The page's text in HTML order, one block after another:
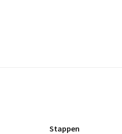
Stappen